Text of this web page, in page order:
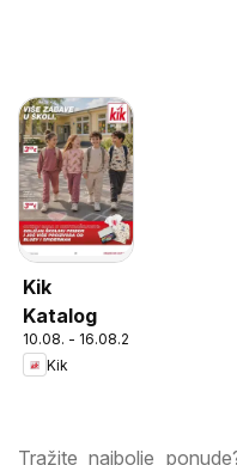
Kik
Katalog
10.08. - 16.08.2026
Kik
Tražite najbolje